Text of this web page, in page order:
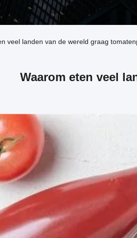
veel landen van de wereld graag
Waarom eten veel